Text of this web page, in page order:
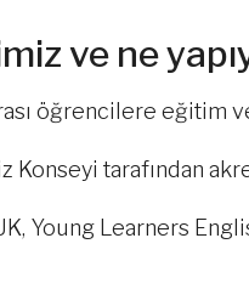
ve ne
öğrencilere eğitim
Konseyi tarafından
Young Learners